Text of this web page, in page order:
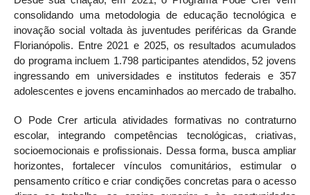
consolidando uma metodologia de educação tecnológica e
inovação social voltada às juventudes periféricas da Grande
Florianópolis. Entre 2021 e 2025, os resultados acumulados
do programa incluem 1.798 participantes atendidos, 52 jovens
ingressando em universidades e institutos federais e 357
adolescentes e jovens encaminhados ao mercado de trabalho.
O Pode Crer articula atividades formativas no contraturno
escolar, integrando competências tecnológicas, criativas,
socioemocionais e profissionais. Dessa forma, busca ampliar
horizontes, fortalecer vínculos comunitários, estimular o
pensamento crítico e criar condições concretas para o acesso